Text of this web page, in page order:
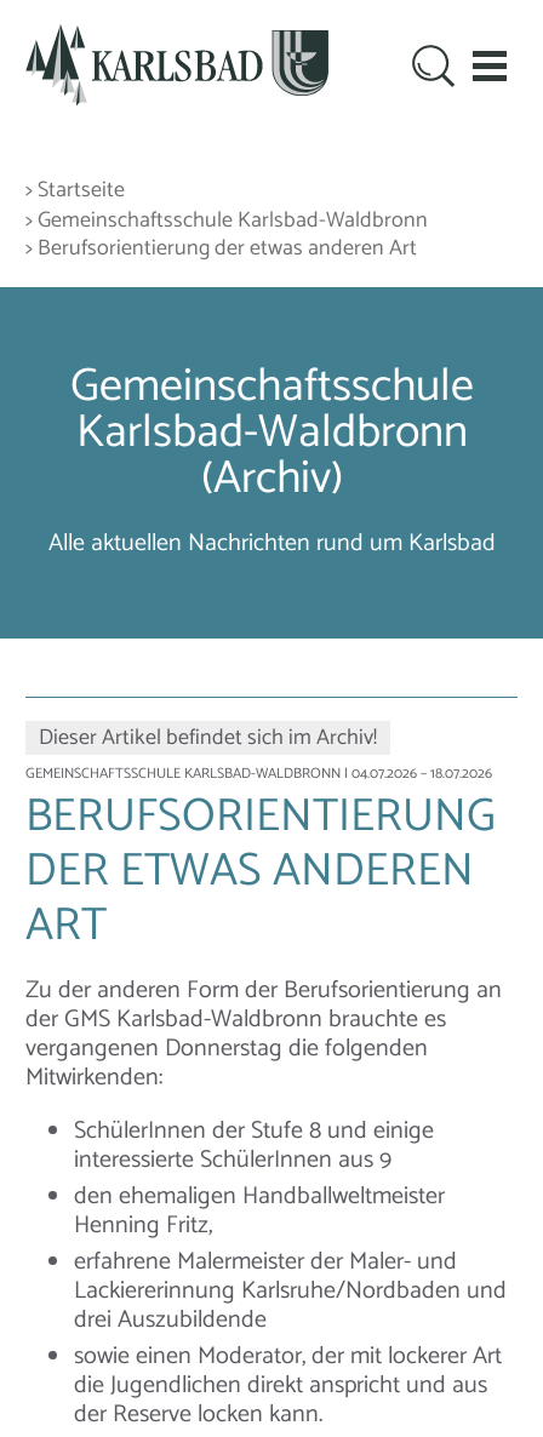
> Startseite
> Gemeinschaftsschule Karlsbad-Waldbronn
> Berufsorientierung der etwas anderen Art
Gemeinschaftsschule
Karlsbad-Waldbronn
(Archiv)
Alle aktuellen Nachrichten rund um Karlsbad
Dieser Artikel befindet sich im Archiv!
GEMEINSCHAFTSSCHULE KARLSBAD-WALDBRONN | 04.07.2026 – 18.07.2026
BERUFSORIENTIERUNG
DER ETWAS ANDEREN
ART
Zu der anderen Form der Berufsorientierung an
der GMS Karlsbad-Waldbronn brauchte es
vergangenen Donnerstag die folgenden
Mitwirkenden:
SchülerInnen der Stufe 8 und einige
interessierte SchülerInnen aus 9
den ehemaligen Handballweltmeister
Henning Fritz,
erfahrene Malermeister der Maler- und
Lackiererinnung Karlsruhe/Nordbaden und
drei Auszubildende
sowie einen Moderator, der mit lockerer Art
die Jugendlichen direkt anspricht und aus
der Reserve locken kann.